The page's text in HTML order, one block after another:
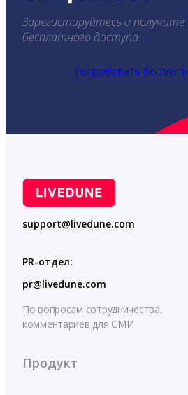
Зарегистируйтесь и получите
бесплатного доступа.
Попробовать
support@livedune.com
PR-отдел:
pr@livedune.com
По вопросам сотрудничества,
комментариев для СМИ
Продукт